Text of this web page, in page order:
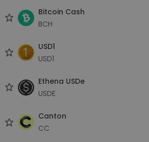
Bitcoin Cash
BCH
USD1
USD1
Ethena USDe
USDE
Canton
CC